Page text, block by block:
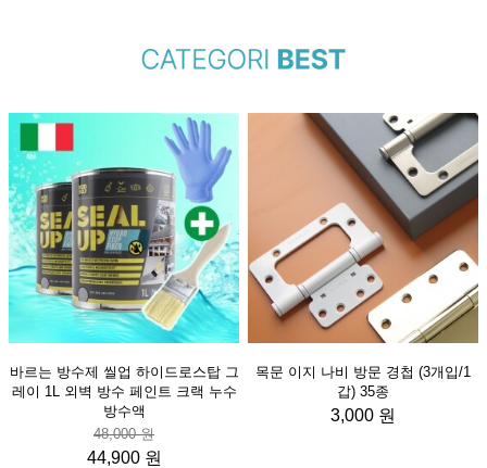
바르는 방수제 씰업 하이드로스탑 그
레이 1L 외벽 방수 페인트 크랙 누수
방수액
48,000 원
44,900 원
목문 이지 나비 방문 경첩 (3개입/1
갑) 35종
3,000 원